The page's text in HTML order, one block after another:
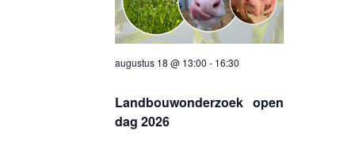
Landbouwonderzoek open
dag 2026
augustus 18 @ 13:00 - 16:30